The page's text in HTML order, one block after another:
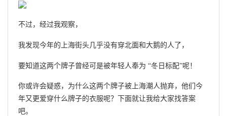
不过，经过我观察，
我发现今年的上海街头几乎没有穿北面和大鹅的人了，
要知道这两个牌子曾经可是被年轻人奉为 “冬日标配”呢！
你或许会疑惑，为什么这两个牌子被上海潮人抛弃，他们今
年又更爱穿什么牌子的衣服呢？下面就让我给大家找答案
吧。